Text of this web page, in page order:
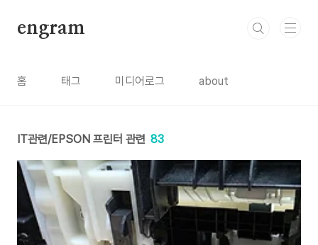
engram
홈 태그 미디어로그 about
IT관련/EPSON 프린터 관련 83